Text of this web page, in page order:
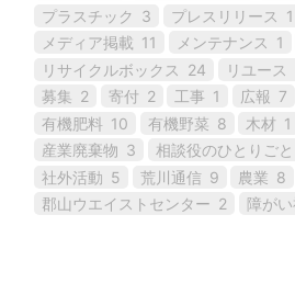
プラスチック 3 プレスリリース 1
メディア掲載 11 メンテナンス 1
リサイクルボックス
24 リユース
募集 2 寄付 2 工事 1 広報 7
有機肥料 10 有機野菜 8 木材 1
産業廃棄物 3 相談役のひとりごと
社外活動 5 荒川通信 9 農業 8
郡山ウエイストセンター 2 障が